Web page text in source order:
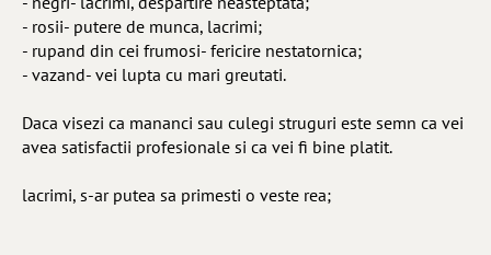
- rosii- putere de munca, lacrimi;
- rupand din cei frumosi- fericire nestatornica;
- vazand- vei lupta cu mari greutati.
Daca visezi ca mananci sau culegi struguri este semn ca vei
avea satisfactii profesionale si ca vei fi bine platit.
lacrimi, s-ar putea sa primesti o veste rea;